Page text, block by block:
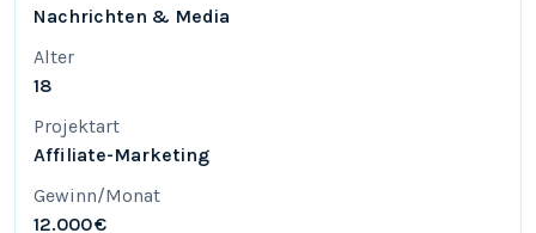
Nachrichten & Media
Alter
18
Projektart
Affiliate-Marketing
Gewinn/Monat
12.000 €